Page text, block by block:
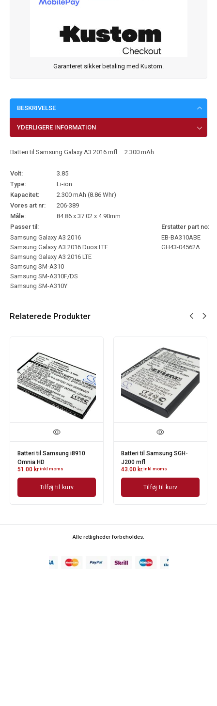
Garanteret sikker betaling med Kustom.
BESKRIVELSE
YDERLIGERE INFORMATION
Batteri til Samsung Galaxy A3 2016 mfl – 2.300 mAh
Volt:
3.85
Type:
Li-ion
Kapacitet:
2.300 mAh (8.86 Whr)
Vores art nr:
206-389
Måle:
84.86 x 37.02 x 4.90mm
Passer til:
Erstatter part no:
Samsung Galaxy A3 2016
Samsung Galaxy A3 2016 Duos LTE
Samsung Galaxy A3 2016 LTE
Samsung SM-A310
Samsung SM-A310F/DS
Samsung SM-A310Y
EB-BA310ABE
GH43-04562A
Relaterede Produkter
Batteri til Samsung i8910
Omnia HD
51.00 kr.inkl moms
Tilføj til kurv
Batteri til Samsung SGH-
J200 mfl
43.00 kr.inkl moms
Tilføj til kurv
Alle rettigheder forbeholdes.